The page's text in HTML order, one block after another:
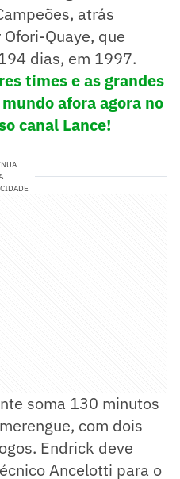
atrás
Quaye, que
dias, em 1997.
times e as grandes
afora agora no
canal Lance!
soma 130 minutos
com dois
Endrick deve
Ancelotti para o